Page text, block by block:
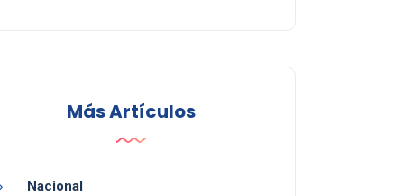
Más Artículos
Nacional